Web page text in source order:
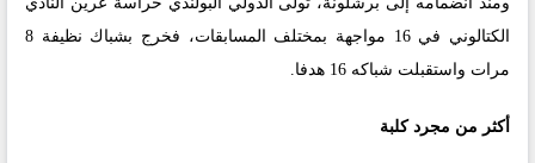
الكتالوني في 16 مواجهة بمختلف المسابقات، فخرج بشباك نظيفة 8
مرات واستقبلت شباكه 16 هدفا.
أكثر من مجرد كلبة